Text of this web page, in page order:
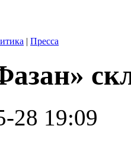
| Пресса
28 19:09